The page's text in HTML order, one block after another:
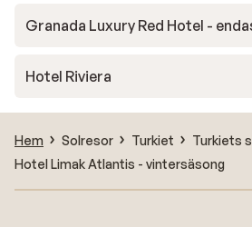
Granada Luxury Red Hotel -
Hotel Riviera
Hem Solresor Turkiet Turkiets
Hotel Limak Atlantis - vintersäsong